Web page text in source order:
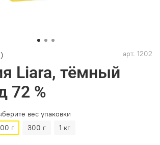
арт. 1202
Liara, тёмный
72 %
вес упаковки
г
300 г 1 кг